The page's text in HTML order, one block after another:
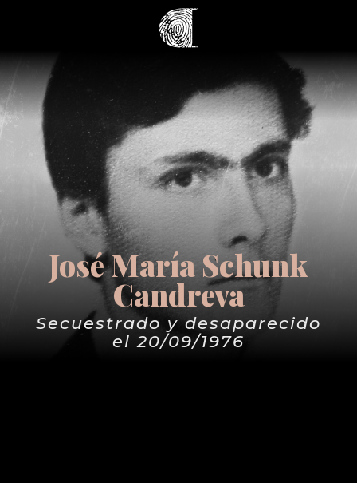
José María Schunk
Candreva
Secuestrado y desaparecido
el 20/09/1976